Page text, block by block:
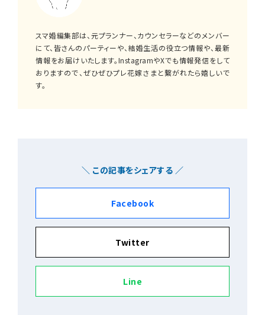
スマ婚編集部は、元プランナー、カウンセラーなどのメンバー
にて、皆さんのパーティーや、結婚生活の役立つ情報や、最新
情報をお届けいたします。InstagramやXでも情報発信をして
おりますので、ぜひぜひプレ花嫁さまと繋がれたら嬉しいで
す。
＼ この記事をシェアする ／
Facebook
Twitter
Line